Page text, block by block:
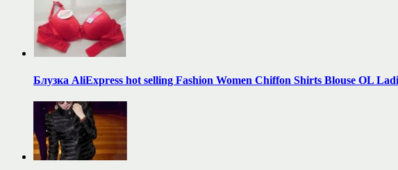
Блузка AliExpress hot selling Fashion Women Chiffon Shirts Blouse OL